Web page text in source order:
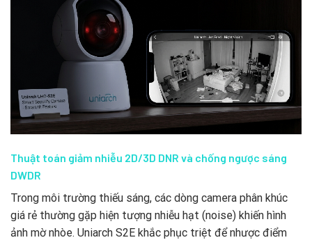
Thuật toán giảm nhiễu 2D/3D DNR và chống ngược sáng
DWDR
Trong môi trường thiếu sáng, các dòng camera phân khúc
giá rẻ thường gặp hiện tượng nhiễu hạt (noise) khiến hình
ảnh mờ nhòe. Uniarch S2E khắc phục triệt để nhược điểm